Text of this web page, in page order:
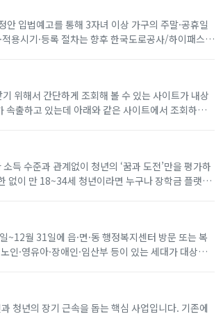
입법예고를 통해 3자녀 이상 가구의 주말·공휴일
용시기·등록 절차는 향후 한국도로공사/하이패스
위해서 간단하게 조회해 볼 수 있는 사이트가 내상
득 수준과 관계없이 청년의 ‘꿈과 도전’만을 평가하
없이 만 18~34세 청년이라면 누구나 장학금 플랫폼
월 31일에 읍·면·동 행정복지센터 방문 또는 복
인·영유아·장애인·임산부 등이 있는 세대가 대상
청년의 장기 근속을 돕는 핵심 사업입니다. 기존에